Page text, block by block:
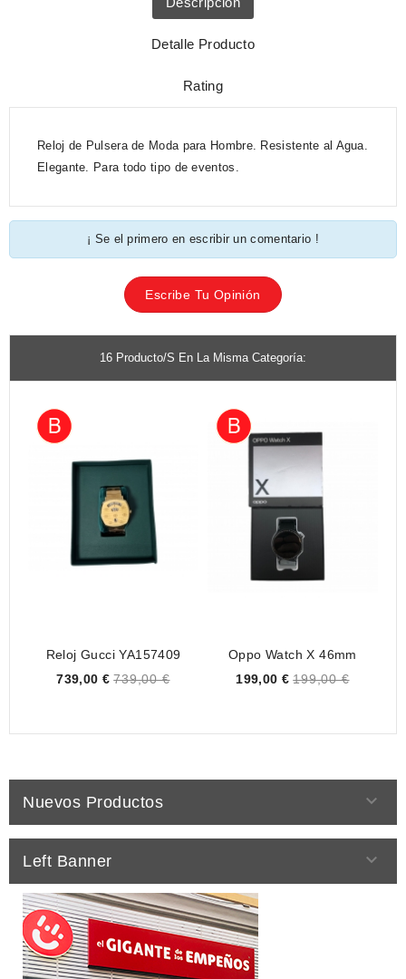
Detalle Producto
Rating
Reloj de Pulsera de Moda para Hombre. Resistente al Agua.
Elegante. Para todo tipo de eventos.
¡ Se el primero en escribir un comentario !
Escribe Tu Opinión
16 Producto/s En La Misma Categoría:
Reloj Gucci YA157409
Price
739,00 € 739,00 €
Oppo Watch X 46mm
Price
199,00 € 199,00 €
Nuevos Productos 
Left Banner 